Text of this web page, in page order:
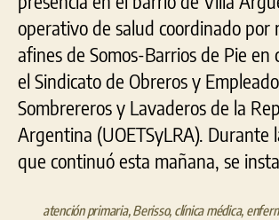
operativo de salud coordinado por
afines de Somos-Barrios de Pie en
el Sindicato de Obreros y
Sombrereros y Lavaderos de la
Argentina (UOETSyLRA). Durante
que continuó esta mañana, se
atención primaria,Berisso, clínica médica,